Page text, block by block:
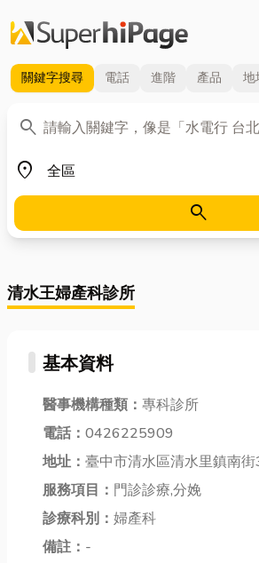
關鍵字搜尋 電話 進階 產品 地
search
關鍵字
place
地區
search
清水王婦產科診所
基本資料
醫事機構種類： 專科診所
電話： 0426225909
地址： 臺中市清水區清水里鎮南
服務項目： 門診診療,分娩
診療科別： 婦產科
備註： -